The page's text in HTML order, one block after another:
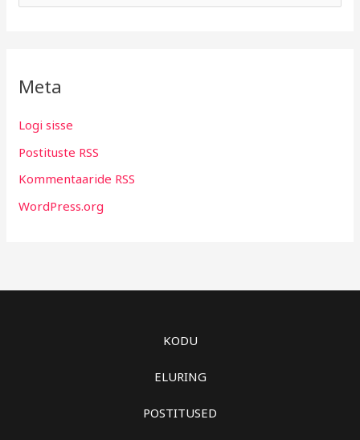
Meta
Logi sisse
Postituste RSS
Kommentaaride RSS
WordPress.org
KODU
ELURING
POSTITUSED